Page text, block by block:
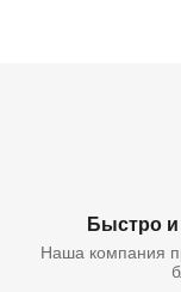
Быстро и
Наша компания